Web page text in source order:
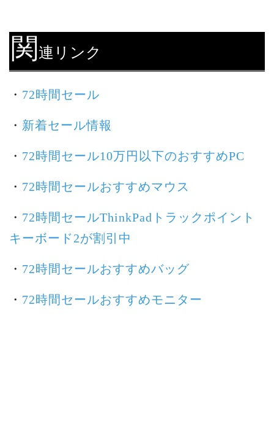
関連リンク
・ 72時間セール
・ 新着セール情報
・ 72時間セール10万円以下のおすすめPC
・ 72時間セールおすすめマウス
・ 72時間セールThinkPadトラックポイント
キーボード2が割引中
・ 72時間セールおすすめバッグ
・ 72時間セールおすすめモニター